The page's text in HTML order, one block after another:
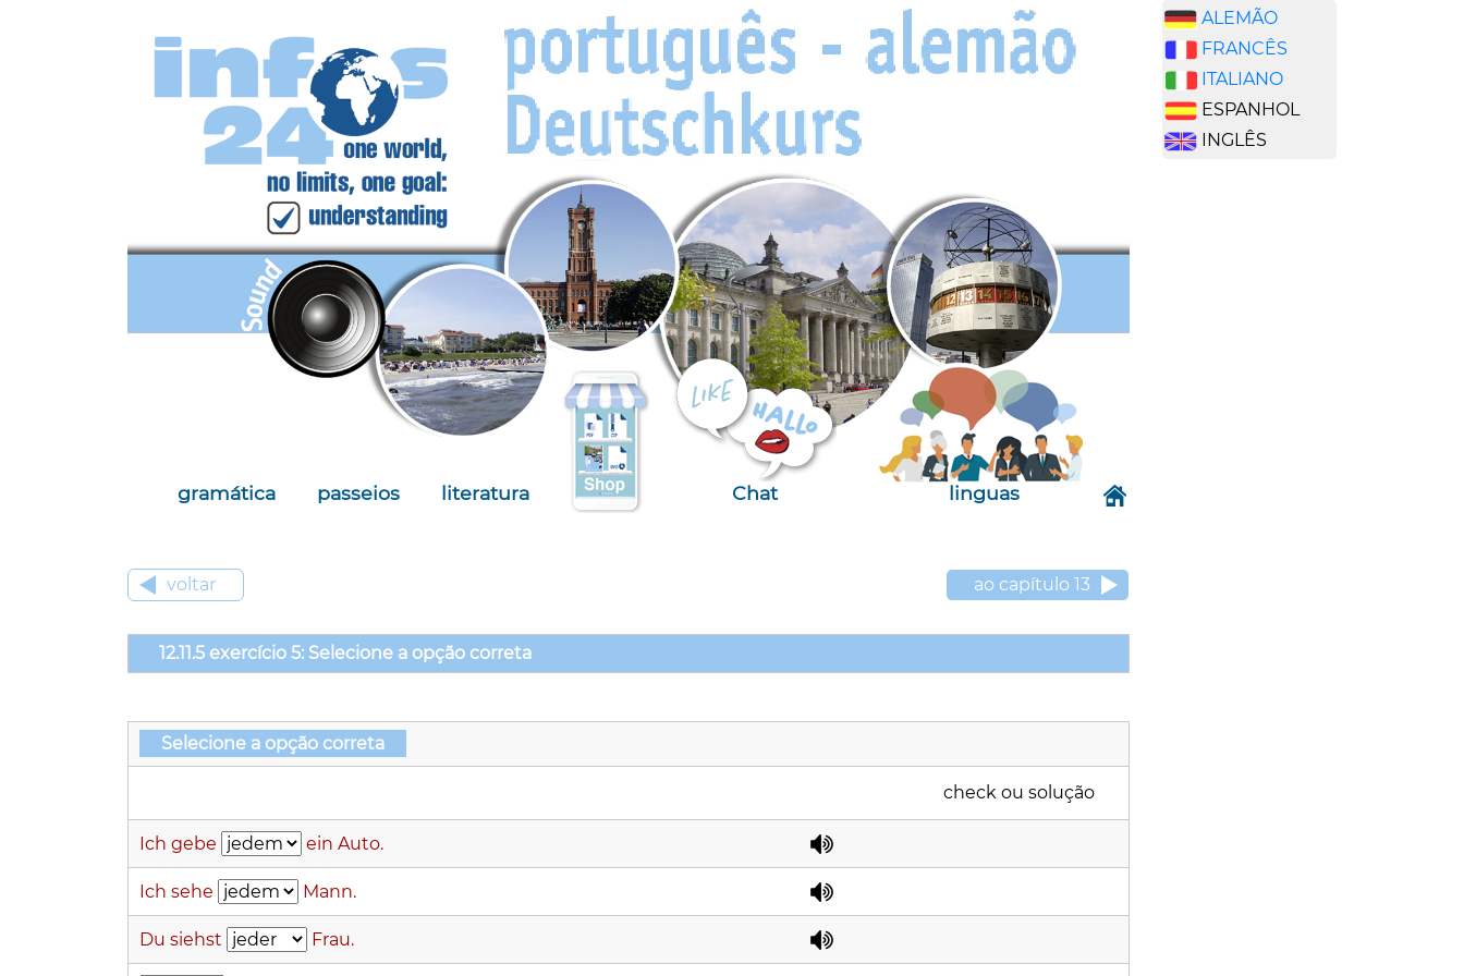
gramática passeios literatura Chat linguas
voltar ao capítulo 13
12.11.5 exercício 5: Selecione a opção correta
Selecione a opção correta
check ou solução
Ich gebe ein Auto.
Ich sehe Mann.
Du siehst Frau.
ALEMÃO
FRANCÊS
ITALIANO
ESPANHOL
INGLÊS